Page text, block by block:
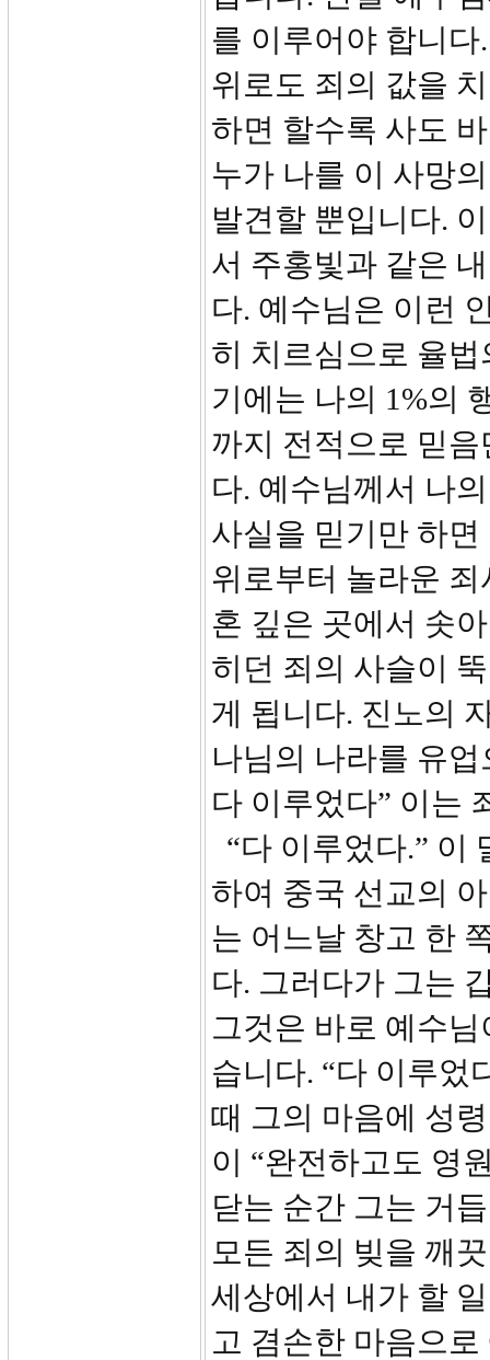
를 이루어야 합니
위로도 죄의 값을
하면 할수록 사도
누가 나를 이 사망
발견할 뿐입니다.
서 주홍빛과 같은
다. 예수님은 이런
히 치르심으로 율
기에는 나의 1%의
까지 전적으로 믿
다. 예수님께서 나
사실을 믿기만 하
위로부터 놀라운
혼 깊은 곳에서 솟
히던 죄의 사슬이
게 됩니다. 진노의
나님의 나라를 유
다 이루었다” 이는
“다 이루었다.” 이
하여 중국 선교의
는 어느날 창고 한
다. 그러다가 그는
그것은 바로 예수
습니다. “다 이루었
때 그의 마음에 성
이 “완전하고도 영
닫는 순간 그는 거
모든 죄의 빚을 깨
세상에서 내가 할
고 겸손한 마음으